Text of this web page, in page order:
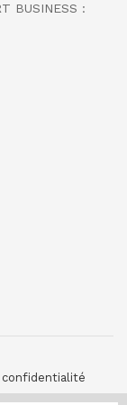
BUSINESS :